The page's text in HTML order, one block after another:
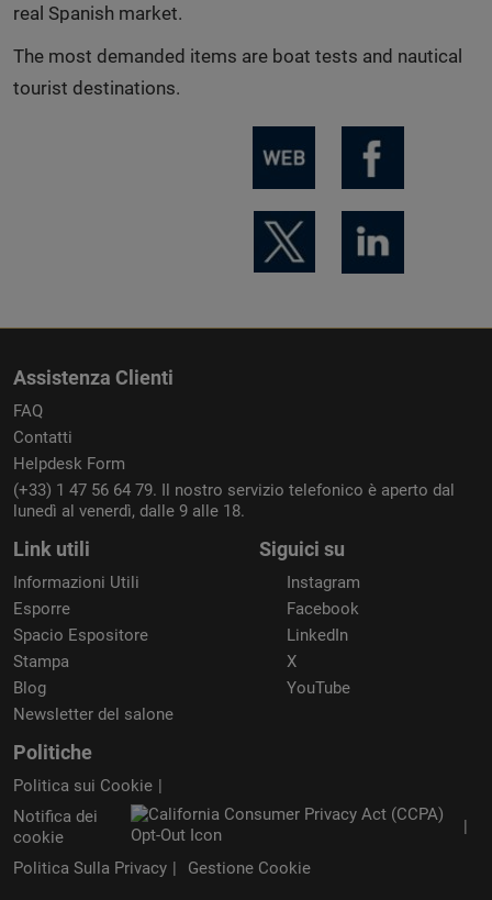
real Spanish market.
The most demanded items are boat tests and nautical
tourist destinations.
Assistenza Clienti
FAQ
Contatti
Helpdesk Form
(+33) 1 47 56 64 79. Il nostro servizio telefonico è aperto dal
lunedì al venerdì, dalle 9 alle 18.
Link utili
Informazioni Utili
Esporre
Spacio Espositore
Stampa
Blog
Newsletter del salone
Siguici su
Instagram
Facebook
LinkedIn
X
YouTube
Politiche
Politica sui Cookie
Notifica dei
cookie
Politica Sulla Privacy
Gestione Cookie